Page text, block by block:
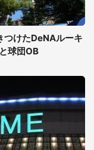
つけたDeNAルーキ
球団OB